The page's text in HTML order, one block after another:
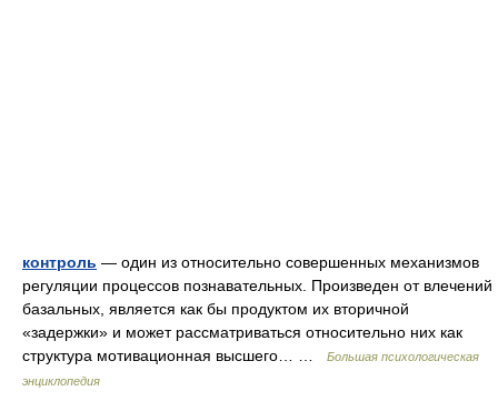
контроль — один из относительно совершенных механизмов
регуляции процессов познавательных. Произведен от влечений
базальных, является как бы продуктом их вторичной
«задержки» и может рассматриваться относительно них как
структура мотивационная высшего… …
Большая психологическая
энциклопедия